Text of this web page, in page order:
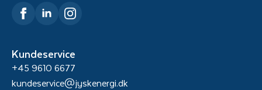
Kundeservice
+45 9610 6677
kundeservice@jyskenergi.dk